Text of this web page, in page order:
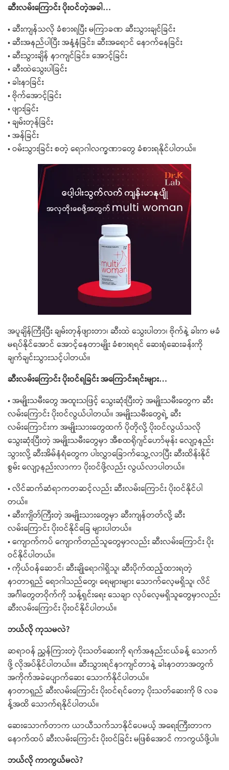
ဆီးလမ်းကြောင်း ပိုးဝင်တဲ့အခါ…
• ဆီးကျန်သလို ခံစားရပြီး မကြာခဏ ဆီးသွားချင်ခြင်း
• ဆီးအနည်ပါပြီး အနံ့နံခြင်း၊ ဆီးအရောင် နောက်နေခြင်း
• ဆီးသွားချိန် နာကျင်ခြင်း၊ အောင့်ခြင်း
• ဆီးထဲသွေးပါခြင်း
• ခါးနာခြင်း
• ဗိုက်အောင့်ခြင်း
• ဖျားခြင်း
• ချမ်းတုန်ခြင်း
• အန်ခြင်း
• ဝမ်းသွားခြင်း စတဲ့ ရောဂါလက္ခဏာတွေ ခံစားရနိုင်ပါတယ်။
အပူချိန်ကြီးပြီး ချမ်းတုန်ဖျားတာ၊ ဆီးထဲ သွေးပါတာ၊ ဗိုက်နဲ့ ခါးက မခံ
မရပ်နိုင်အောင် အောင့်နေတာမျိုး ခံစားရရင် ဆေးရုံဆေးခန်းကို
ချက်ချင်းသွားသင့်ပါတယ်။
ဆီးလမ်းကြောင်း ပိုးဝင်ရခြင်း အကြောင်းရင်းများ…
• အမျိုးသမီးတွေ အထူးသဖြင့် သွေးဆုံးပြီးတဲ့ အမျိုးသမီးတွေက ဆီး
လမ်းကြောင်း ပိုးဝင်လွယ်ပါတယ်။ အမျိုးသမီးတွေရဲ့ ဆီး
လမ်းကြောင်းက အမျိုးသားတွေထက် ပိုတိုလို့ ပိုးဝင်လွယ်သလို
သွေးဆုံးပြီးတဲ့ အမျိုးသမီးတွေမှာ အီစထရိုဂျင်ဟော်မုန်း လျော့နည်း
သွားလို့ ဆီးအိမ်နံရံတွေက ပါးလွှာခြောက်သွေ့လာပြီး ဆီးထိန်းနိုင်
စွမ်း လျော့နည်းလာကာ ပိုးဝင်ဖို့လည်း လွယ်လာပါတယ်။
• လိင်ဆက်ဆံရာကတဆင့်လည်း ဆီးလမ်းကြောင်း ပိုးဝင်နိုင်ပါ
တယ်။
• ဆီးကျိတ်ကြီးတဲ့ အမျိုးသားတွေမှာ ဆီးကျန်တတ်လို့ ဆီး
လမ်းကြောင်း ပိုးဝင်နိုင်ခြေ များပါတယ်။
• ကျောက်ကပ် ကျောက်တည်သူတွေမှာလည်း ဆီးလမ်းကြောင်း ပိုး
ဝင်နိုင်ပါတယ်။
• ကိုယ်ဝန်ဆောင်၊ ဆီးချိုရောဂါရှိသူ၊ ဆီးပိုက်ထည့်ထားရတဲ့
နာတာရှည် ရောဂါသည်တွေ၊ ရေများများ သောက်လေ့မရှိသူ၊ လိင်
အင်္ဂါတွေတဝိုက်ကို သန့်ရှင်းရေး သေချာ လုပ်လေ့မရှိသူတွေမှာလည်း
ဆီးလမ်းကြောင်း ပိုးဝင်နိုင်ပါတယ်။
ဘယ်လို ကုသမလဲ?
ဆရာဝန် ညွှန်ကြားတဲ့ ပိုးသတ်ဆေးကို ရက်အနည်းငယ်ခန့် သောက်
ဖို့ လိုအပ်နိုင်ပါတယ်။။ ဆီးသွားရင်နာကျင်တာနဲ့ ခါးနာတာအတွက်
အကိုက်အခဲပျောက်ဆေး သောက်နိုင်ပါတယ်။
နာတာရှည် ဆီးလမ်းကြောင်း ပိုးဝင်ရင်တော့ ပိုးသတ်ဆေးကို ၆ လခ
န့်အထိ သောက်ရနိုင်ပါတယ်။
ဆေးသောက်တာက ယာယီသက်သာနိုင်ပေမယ့် အရေးကြီးတာက
နောက်ထပ် ဆီးလမ်းကြောင်း ပိုးဝင်ခြင်း မဖြစ်အောင် ကာကွယ်ဖို့ပါ။
ဘယ်လို ကာကွယ်မလဲ?